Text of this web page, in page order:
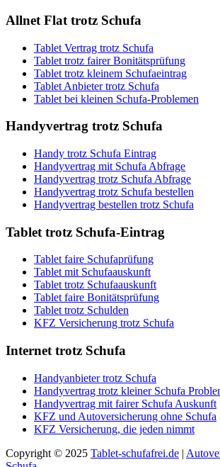
Allnet Flat trotz Schufa
Tablet Vertrag trotz Schufa
Tablet trotz fairer Bonitätsprüfung
Tablet trotz kleinem Schufaeintrag
Tablet Anbieter trotz Schufa
Tablet bei kleinen Schufa-Problemen
Handyvertrag trotz Schufa
Handy trotz Schufa Eintrag
Handyvertrag mit Schufa Abfrage
Handyvertrag trotz Schufa Abfrage
Handyvertrag trotz Schufa bestellen
Handyvertrag bestellen trotz Schufa
Tablet trotz Schufa-Eintrag
Tablet faire Schufaprüfung
Tablet mit Schufaauskunft
Tablet trotz Schufaauskunft
Tablet faire Bonitätsprüfung
Tablet trotz Schulden
KFZ Versicherung trotz Schufa
Internet trotz Schufa
Handyanbieter trotz Schufa
Handyvertrag trotz kleiner Schufa
Handyvertrag mit fairer Schufa Auskunft
KFZ und Autoversicherung ohne Schufa
KFZ Versicherung, die jeden nimmt
Copyright © 2025 Tablet-schufafrei.de |